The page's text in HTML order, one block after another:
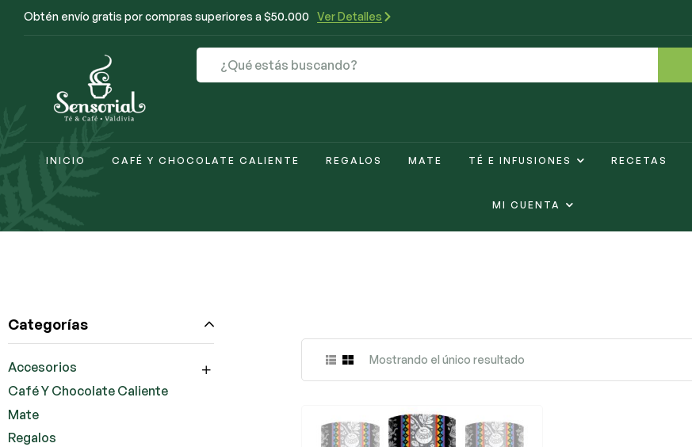
Obtén envío gratis por compras superiores a $50.000 Ver Detalles
INICIO CAFÉ Y CHOCOLATE CALIENTE REGALOS MATE TÉ E INFUSIONES RECETAS
MI CUENTA
Mostrando el único resultado
Categorías
Accesorios
Café Y Chocolate Caliente
Mate
Regalos